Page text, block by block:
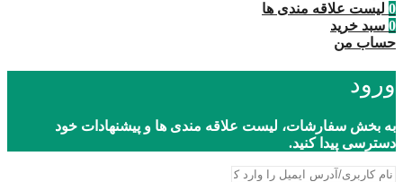
0 لیست علاقه مندی ها
0 سبد خرید
حساب من
ورود
به بخش سفارشات، لیست علاقه مندی ها و پیشنهادات خود
دسترسی پیدا کنید.